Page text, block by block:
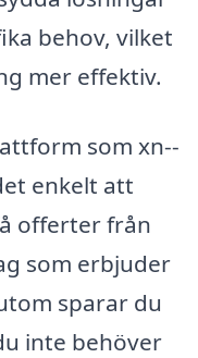
behov, vilket
mer effektiv.
som xn--
enkelt att
offerter från
som erbjuder
sparar du
inte behöver